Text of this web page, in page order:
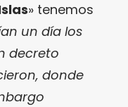
» tenemos
un día los
decreto
donde